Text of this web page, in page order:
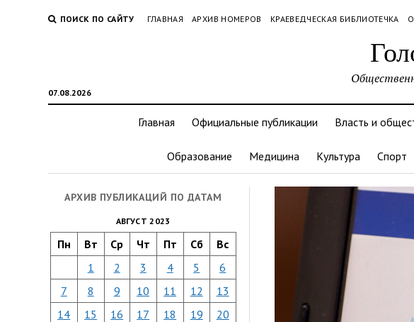
ПОИСК ПО САЙТУ ГЛАВНАЯ АРХИВ НОМЕРОВ КРАЕВЕДЧЕСКАЯ БИБЛИОТЕЧКА
07.08.2026
Главная Официальные публикации Власть и
Образование Медицина Культура Спорт
АРХИВ ПУБЛИКАЦИЙ ПО ДАТАМ
АВГУСТ 2023
Пн Вт Ср Чт Пт Сб Вс
1 2 3 4 5
6
7
8 9 10 11 12
13
14
15 16 17 18 19
20